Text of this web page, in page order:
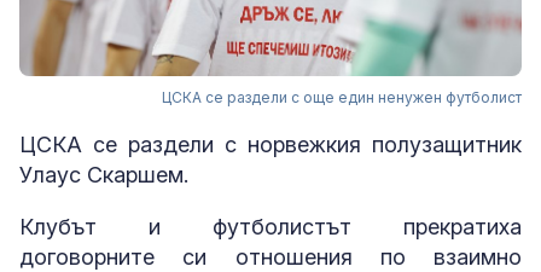
ЦСКА се раздели с още един ненужен футболист
ЦСКА се раздели с норвежкия полузащитник
Улаус Скаршем.
Клубът и футболистът прекратиха
договорните си отношения по взаимно